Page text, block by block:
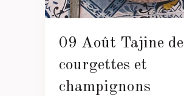
09 Août Tajine de
courgettes et
champignons